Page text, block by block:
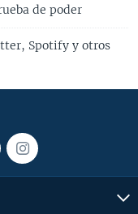
de poder
Spotify y otros